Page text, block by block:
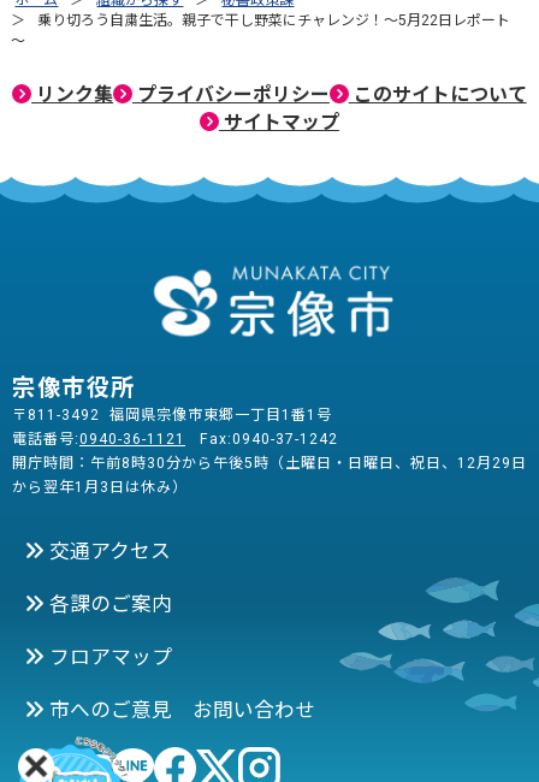
乗り切ろう自粛生活。親子で干し野菜にチャレンジ！～5月22日レポート
～
リンク集 プライバシーポリシー
このサイトについて
サイトマップ
宗像市役所
〒811-3492 福岡県宗像市東郷一丁目1番1号
電話番号:0940-36-1121
Fax:0940-37-1242
開庁時間：午前8時30分から午後5時（土曜日・日曜日、祝日、12月29日
から翌年1月3日は休み）
交通アクセス
各課のご案内
フロアマップ
市へのご意見 お問い合わせ